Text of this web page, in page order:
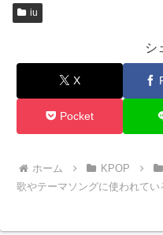
iu
シ
X
Pocket
ホーム KPOP
歌やテーマソングに使われてい